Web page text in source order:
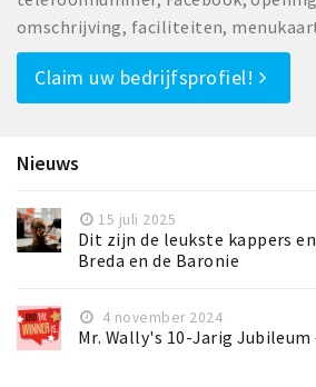
omschrijving, faciliteiten,
Claim uw bedrijfsprofiel!
Nieuws
15 juli 2025
Dit zijn de leukste kappers
Breda en de Baronie
4 november 2024
Mr. Wally's 10-Jarig